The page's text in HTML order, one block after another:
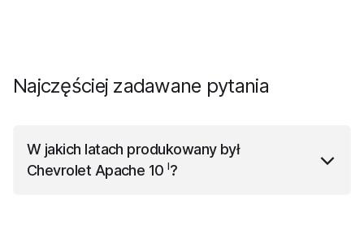
Najczęściej zadawane pytania
W jakich latach produkowany był
Chevrolet Apache 10I?